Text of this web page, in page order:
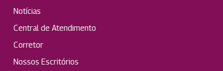
Notícias
Central de Atendimento
Corretor
Nossos Escritórios